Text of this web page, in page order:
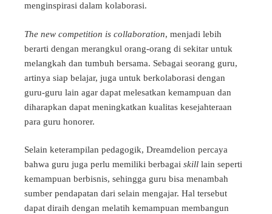
menginspirasi dalam kolaborasi.
The new competition is collaboration, menjadi lebih
berarti dengan merangkul orang-orang di sekitar untuk
melangkah dan tumbuh bersama. Sebagai seorang guru,
artinya siap belajar, juga untuk berkolaborasi dengan
guru-guru lain agar dapat melesatkan kemampuan dan
diharapkan dapat meningkatkan kualitas kesejahteraan
para guru honorer.
Selain keterampilan pedagogik, Dreamdelion percaya
bahwa guru juga perlu memiliki berbagai skill lain seperti
kemampuan berbisnis, sehingga guru bisa menambah
sumber pendapatan dari selain mengajar. Hal tersebut
dapat diraih dengan melatih kemampuan membangun